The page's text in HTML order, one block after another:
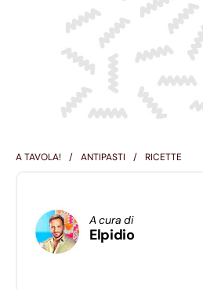
A TAVOLA! ANTIPASTI RICETTE
A cura di
Elpidio